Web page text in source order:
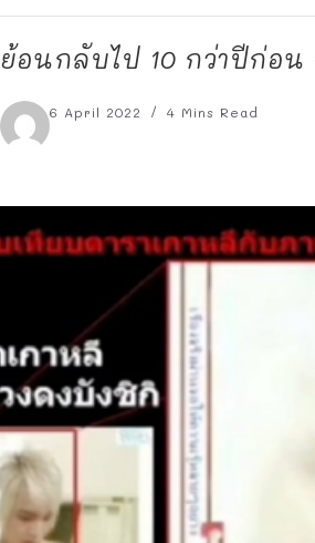
ย้อนกลับไป 10 กว่าปีก่อน
6 April 2022 4 Mins Read